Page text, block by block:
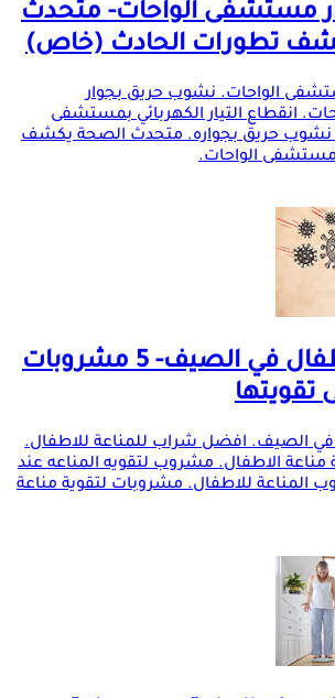
مستشفى الواحات- متحدث
تطورات الحادث (خاص)
الواحات. نشوب حريق بجوار
انقطاع التيار الكهربائي بمستشفى
نشوب حريق بجواره. متحدث الصحة يكشف
الواحات.
مناعة الأطفال في الصيف- 5 مشروبات
تقويتها
في الصيف. افضل شراب للمناعة للاطفال.
الاطفال. مشروب لتقويه المناعه عند
المناعة للاطفال. مشروبات لتقوية مناعة